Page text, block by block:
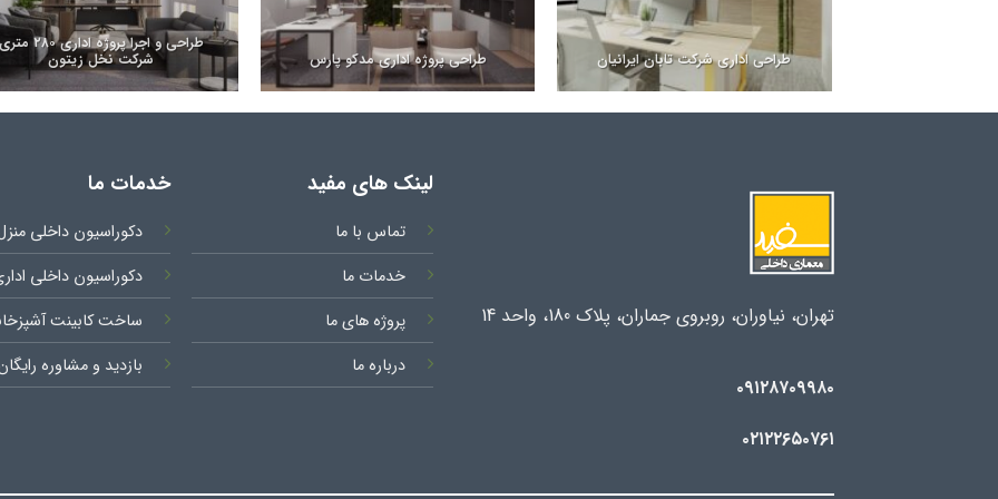
طراحی اداری شرکت تابان ایرانیان طراحی پروژه اداری مدکو پارس
طراحی و اجرا پروژه اداری ۲۸۰ متری
شرکت نخل زیتون
تهران، نیاوران، روبروی جماران، پلاک 180، واحد 14
۰۹۱۲۸۷۰۹۹۸۰
۰۲۱۲۲۶۵۰۷۶۱
لینک های مفید
تماس با ما
خدمات ما
پروژه های ما
درباره ما
خدمات ما
دکوراسیون داخلی
دکوراسیون داخلی
ساخت کابینت
بازدید و مشاوره